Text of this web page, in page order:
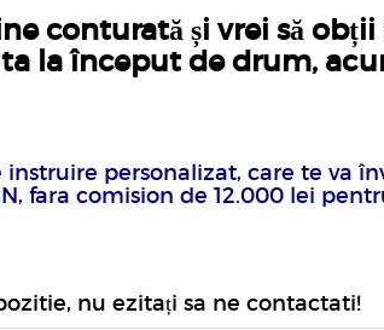
conturată și vrei să
la început de drum,
personalizat, care te va
fara comision de 12.000 lei
nu ezitați sa ne contactati!